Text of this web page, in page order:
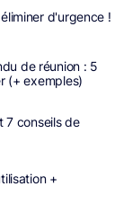
d'urgence !
de réunion : 5
(+ exemples)
7 conseils de
+